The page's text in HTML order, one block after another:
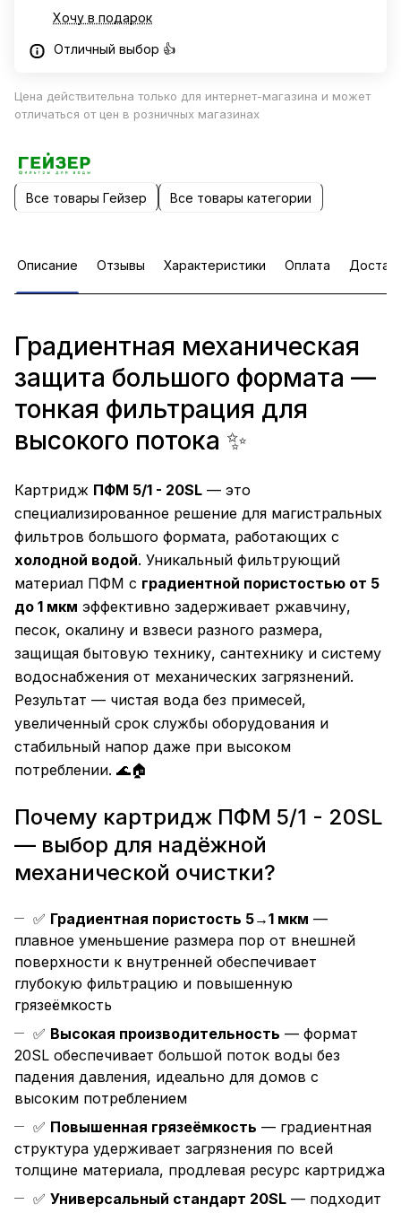
Хочу в подарок
Отличный выбор 👍
Цена действительна только для интернет-магазина и может
отличаться от цен в розничных магазинах
Все товары Гейзер Все товары категории
Описание Отзывы Характеристики Оплата
Градиентная механическая
защита большого формата —
тонкая фильтрация для
высокого потока ✨
Картридж ПФМ 5/1 - 20SL — это
специализированное решение для магистральных
фильтров большого формата, работающих с
холодной водой. Уникальный фильтрующий
материал ПФМ с градиентной пористостью от 5
до 1 мкм эффективно задерживает ржавчину,
песок, окалину и взвеси разного размера,
защищая бытовую технику, сантехнику и систему
водоснабжения от механических загрязнений.
Результат — чистая вода без примесей,
увеличенный срок службы оборудования и
стабильный напор даже при высоком
потреблении. 🌊🏠
Почему картридж ПФМ 5/1 - 20SL
— выбор для надёжной
механической очистки?
✅ Градиентная пористость 5→1 мкм —
плавное уменьшение размера пор от внешней
поверхности к внутренней обеспечивает
глубокую фильтрацию и повышенную
грязеёмкость
✅ Высокая производительность — формат
20SL обеспечивает большой поток воды без
падения давления, идеально для домов с
высоким потреблением
✅ Повышенная грязеёмкость — градиентная
структура удерживает загрязнения по всей
толщине материала, продлевая ресурс картриджа
✅ Универсальный стандарт 20SL — подходит